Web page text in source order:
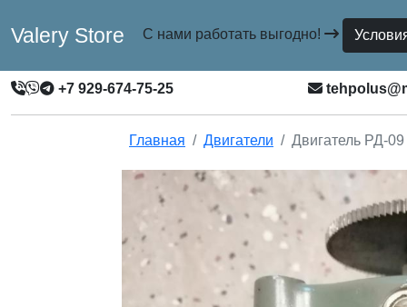
Valery Store С нами работать выгодно!
+7 929-674-75-25
Главная Двигатели Двигатель РД-